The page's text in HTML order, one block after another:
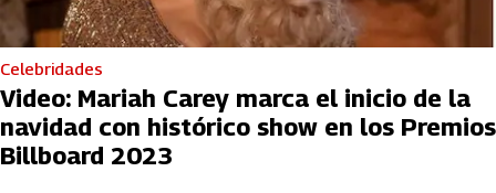
Celebridades
Video: Mariah Carey marca el inicio de la
navidad con histórico show en los Premios
Billboard 2023